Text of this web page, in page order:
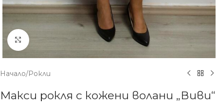
Увеличение
Начало/Рокли
Макси рокля с кожени волани „Виви“